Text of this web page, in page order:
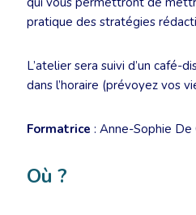
pratique des stratégies
L’atelier sera suivi d’un café-
dans l’horaire (prévoyez vos
Formatrice : Anne-Sophie De
Où ?